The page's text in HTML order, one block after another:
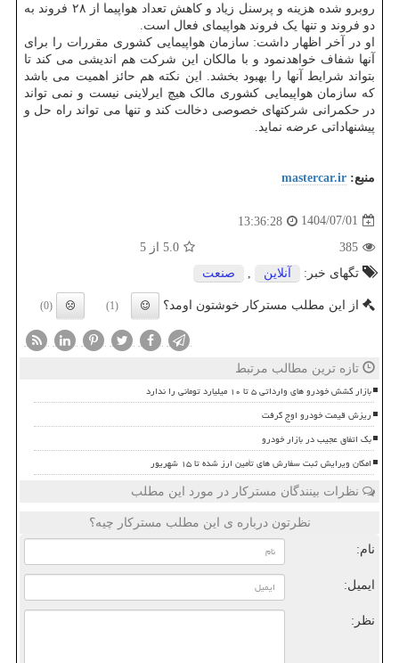
روبرو شده هزینه و پرسنل زیاد و کاهش تعداد هواپیما از ۲۸ فروند به
دو فروند و تنها یک فروند هواپیمای فعال است.
او در آخر اظهار داشت: سازمان هواپیمایی کشوری مقررات را برای
آنها شفاف خواهدنمود و با مالکان این شرکت هم اندیشی می کند تا
بتواند شرایط آنها را بهبود بخشد. این نکته هم حائز اهمیت می باشد
که سازمان هواپیمایی کشوری مالک هیچ ایرلاینی نیست و نمی تواند
در حکمرانی شرکتهای خصوصی دخالت کند و تنها می تواند راه حل و
پیشنهاداتی عرضه نماید.
منبع: mastercar.ir
1404/07/01
13:36:28
385
5.0 از 5
تگهای خبر:
آنلاین صنعت
از این مطلب مسترکار خوشتون اومد؟ (1)
(0)
تازه ترین مطالب مرتبط
بازار کشش خودرو های وارداتی ۵ تا ۱۰ میلیارد تومانی را ندارد
ریزش قیمت خودرو اوج گرفت
بک اتفاق عجیب در بازار خودرو
امکان ویرایش ثبت سفارش های تأمین ارز شده تا ۱۵ شهریور
نظرات بینندگان مسترکار در مورد این مطلب
نظرتون درباره ی این مطلب مسترکار چیه؟
نام:
ایمیل:
نظر: